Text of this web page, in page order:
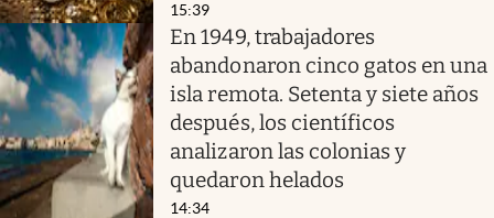
15:39
En 1949, trabajadores
abandonaron cinco gatos en una
isla remota. Setenta y siete años
después, los científicos
analizaron las colonias y
quedaron helados
14:34